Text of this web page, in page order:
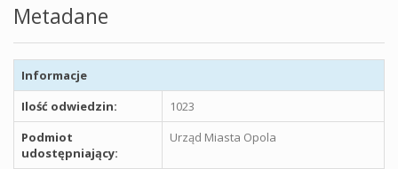
Metadane
Informacje
Ilość odwiedzin:
1023
Podmiot
udostępniający:
Urząd Miasta Opola